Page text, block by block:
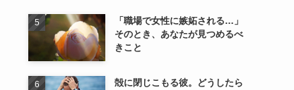
「職場で女性に嫉妬される…」
そのとき、あなたが見つめるべ
きこと
殻に閉じこもる彼。どうしたら